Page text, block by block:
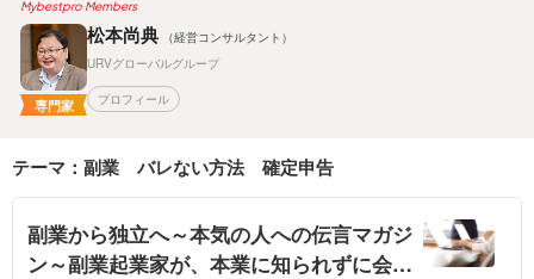
Mybestpro Members
専門家
松本尚典
（経営コンサルタント）
URVグローバルグループ
プロフィール
テーマ：副業 バレない方法 確定申告
副業から独立へ～本気の人への伝言マガジ
ン～副業起業家が、本業に知られずに会社